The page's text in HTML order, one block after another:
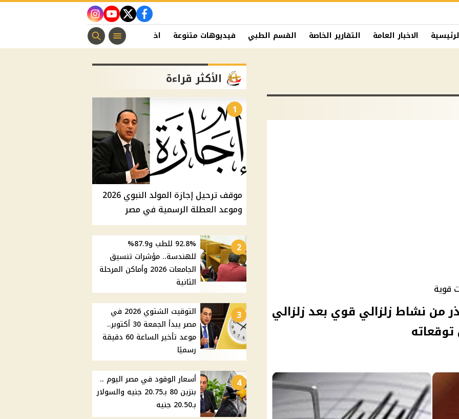
facebook
twitter
youtube
instagram
الاخبار العامة التقارير الخاصة القسم الطبي فيديوهات متنوعة اخبار الفن منوعات مسيحية
قوية
من نشاط زلزالي قوي بعد زلزالي
الأكثر قراءة
1
موقف ترحيل إجازة المولد النبوي 2026
وموعد العطلة الرسمية في مصر
2
92.8% للطب و87.9%
للهندسة.. مؤشرات تنسيق
الجامعات 2026 وأماكن المرحلة
الثانية
3
التوقيت الشتوي 2026 في
مصر يبدأ الجمعة 30 أكتوبر..
موعد تأخير الساعة 60 دقيقة
رسميًا
4
أسعار الوقود في مصر اليوم ..
بنزين 80 بـ20.75 جنيه والسولار
بـ20.50 جنيه